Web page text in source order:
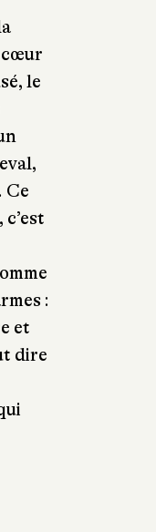
cœur
le
Ce
:
et
dire